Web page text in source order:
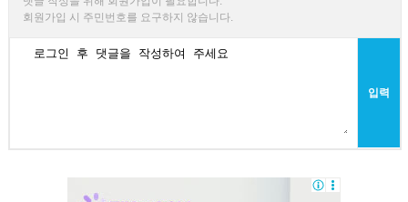
회원가입 시 주민번호를 요구하지 않습니다.
입력